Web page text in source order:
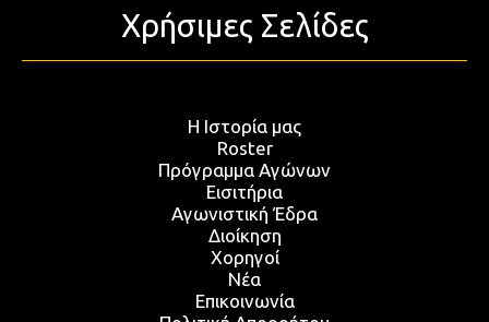
Χρήσιμες Σελίδες
Η Ιστορία μας
Roster
Πρόγραμμα Αγώνων
Εισιτήρια
Αγωνιστική Έδρα
Διοίκηση
Χορηγοί
Νέα
Επικοινωνία